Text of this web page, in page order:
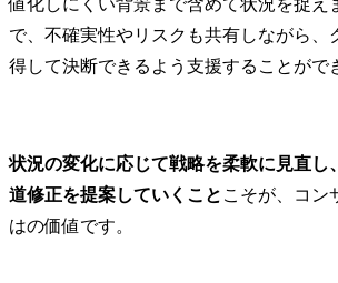
値化しにくい背景まで含めて状況を捉え
で、不確実性やリスクも共有しながら、
得して決断できるよう支援することがで
状況の変化に応じて戦略を柔軟に見直し
道修正を提案していくこと こそが、コン
はの価値です。